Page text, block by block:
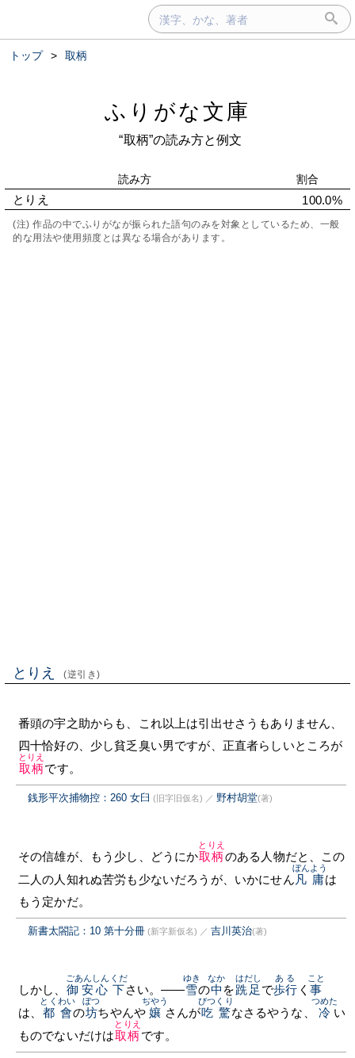
トップ > 取柄
ふりがな文庫
“取柄”の読み方と例文
読み方 割合
とりえ 100.0%
(注) 作品の中でふりがなが振られた語句のみを対象としているため、一般
的な用法や使用頻度とは異なる場合があります。
とりえ (逆引き)
番頭の宇之助からも、これ以上は引出せさうもありません、
四十恰好の、少し貧乏臭い男ですが、正直者らしいところが
取柄
とりえ
です。
銭形平次捕物控：260 女臼 (旧字旧仮名) ／ 野村胡堂(著)
その信雄が、もう少し、どうにか取柄
とりえ
のある人物だと、この
二人の人知れぬ苦労も少ないだろうが、いかにせん 凡庸
ぼんよう
は
もう定かだ。
新書太閤記：10 第十分冊 (新字新仮名) ／ 吉川英治(著)
しかし、 御安心
ごあんしん
下
くだ
さい。——雪
ゆき
の中
なか
を跣足
はだし
で歩行
ある
く 事
こと
は、 都會
とくわい
の坊
ぼつ
ちやんや 孃
ぢやう
さんが吃驚
びつくり
なさるやうな、 冷
つめた
い
ものでないだけは取柄
とりえ
です。